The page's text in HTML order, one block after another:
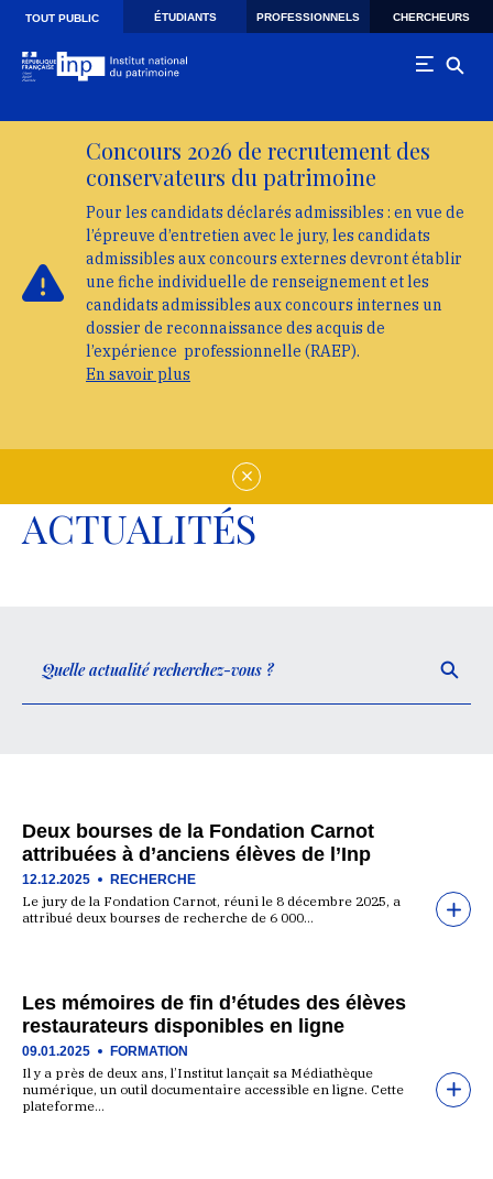
Skip to main navigation
Aller au contenu principal
TOUT PUBLIC ÉTUDIANTS PROFESSIONNELS CHERCHEURS
Concours 2026 de recrutement des
conservateurs du patrimoine
Pour les candidats déclarés admissibles : en vue de
l’épreuve d’entretien avec le jury, les candidats
admissibles aux concours externes devront établir
une fiche individuelle de renseignement et les
candidats admissibles aux concours internes un
dossier de reconnaissance des acquis de
l’expérience professionnelle (RAEP).
En savoir plus
ACTUALITÉS
Deux bourses de la Fondation Carnot
attribuées à d’anciens élèves de l’Inp
12.12.2025 RECHERCHE
Le jury de la Fondation Carnot, réuni le 8 décembre 2025, a
attribué deux bourses de recherche de 6 000…
Les mémoires de fin d’études des élèves
restaurateurs disponibles en ligne
09.01.2025 FORMATION
Il y a près de deux ans, l’Institut lançait sa Médiathèque
numérique, un outil documentaire accessible en ligne. Cette
plateforme…